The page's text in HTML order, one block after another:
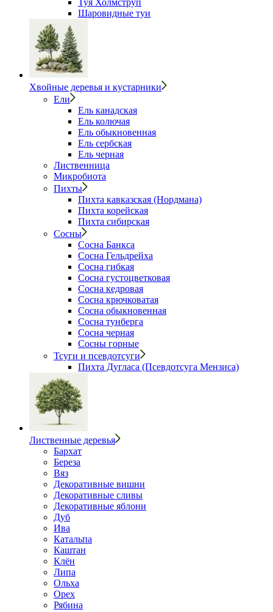
Туя Холмструп
Шаровидные туи
Хвойные деревья и кустарники
Ели
Ель канадская
Ель колючая
Ель обыкновенная
Ель сербская
Ель черная
Лиственница
Микробиота
Пихты
Пихта кавказская (Нордмана)
Пихта корейская
Пихта сибирская
Сосны
Сосна Банкса
Сосна Гельдрейха
Сосна гибкая
Сосна густоцветковая
Сосна кедровая
Сосна крючковатая
Сосна обыкновенная
Сосна тунберга
Сосна черная
Сосны горные
Тсуги и псевдотсуги
Пихта Дугласа (Псевдотсуга Мензиса)
Лиственные деревья
Бархат
Береза
Вяз
Декоративные вишни
Декоративные сливы
Декоративные яблони
Дуб
Ива
Катальпа
Каштан
Клён
Липа
Ольха
Орех
Рябина